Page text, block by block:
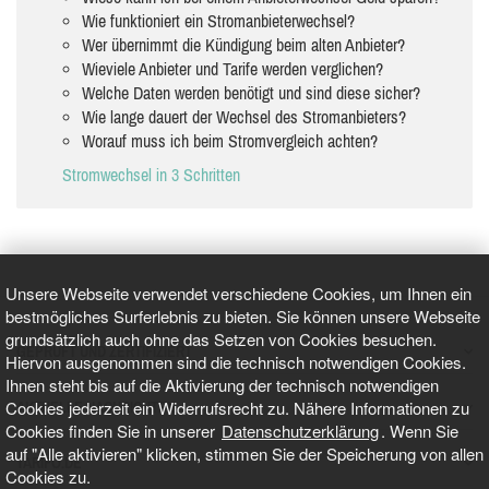
Unsere Webseite verwendet verschiedene Cookies, um Ihnen ein
bestmögliches Surferlebnis zu bieten. Sie können unsere Webseite
grundsätzlich auch ohne das Setzen von Cookies besuchen.
Hiervon ausgenommen sind die technisch notwendigen Cookies.
Ihnen steht bis auf die Aktivierung der technisch notwendigen
Cookies jederzeit ein Widerrufsrecht zu. Nähere Informationen zu
Cookies finden Sie in unserer Datenschutzerklärung. Wenn Sie
auf "Alle aktivieren" klicken, stimmen Sie der Speicherung von allen
Cookies zu.
Wie funktioniert ein Stromanbieterwechsel?
Wer übernimmt die Kündigung beim alten Anbieter?
Wieviele Anbieter und Tarife werden verglichen?
Welche Daten werden benötigt und sind diese sicher?
Wie lange dauert der Wechsel des Stromanbieters?
Worauf muss ich beim Stromvergleich achten?
Stromwechsel in 3 Schritten
GEPRÜFT UND ZERTIFIZIERT
AKTUELLE NACHRICHTEN
TARIFO.DE